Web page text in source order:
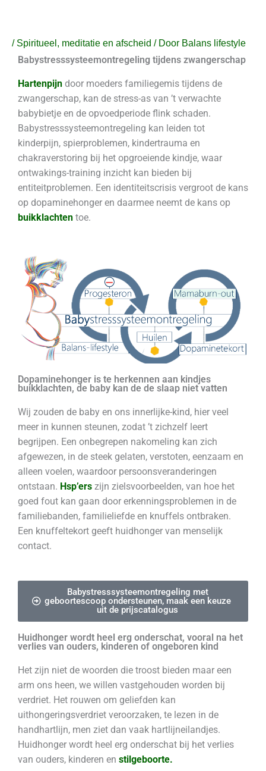
inhoud
/ Spiritueel, meditatie en afscheid / Door Balans lifestyle
Babystresssysteemontregeling tijdens zwangerschap
Hartenpijn door moeders familiegemis tijdens de
zwangerschap, kan de stress-as van ’t verwachte
babybietje en de opvoedperiode flink schaden.
Babystresssysteemontregeling kan leiden tot
kinderpijn, spierproblemen, kindertrauma en
chakraverstoring bij het opgroeiende kindje, waar
ontwakings-training inzicht kan bieden bij
entiteitproblemen. Een identiteitscrisis vergroot de kans
op dopaminehonger en daarmee neemt de kans op
buikklachten toe.
Dopaminehonger is te herkennen aan kindjes
buikklachten, de baby kan de de slaap niet vatten
Wij zouden de baby en ons innerlijke-kind, hier veel
meer in kunnen steunen, zodat ’t zichzelf leert
begrijpen. Een onbegrepen nakomeling kan zich
afgewezen, in de steek gelaten, verstoten, eenzaam en
alleen voelen, waardoor persoonsveranderingen
ontstaan. Hsp’ers zijn zielsvoorbeelden, van hoe het
goed fout kan gaan door erkenningsproblemen in de
familiebanden, familieliefde en knuffels ontbraken.
Een knuffeltekort geeft huidhonger van menselijk
contact.
Babystresssysteemontregeling met
geboortescoop ondersteunen, maak een keuze
uit de prijscatalogus
Huidhonger wordt heel erg onderschat, vooral na het
verlies van ouders, kinderen of ongeboren kind
Het zijn niet de woorden die troost bieden maar een
arm ons heen, we willen vastgehouden worden bij
verdriet. Het rouwen om geliefden kan
uithongeringsverdriet veroorzaken, te lezen in de
handhartlijn, men ziet dan vaak hartlijneilandjes.
Huidhonger wordt heel erg onderschat bij het verlies
van ouders, kinderen en stilgeboorte.